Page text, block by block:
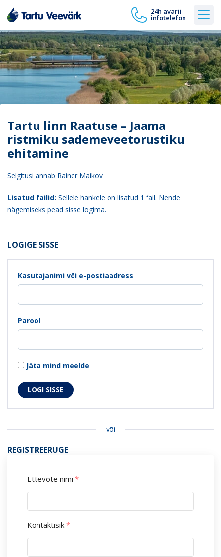
24h avarii
infotelefon
Tartu linn Raatuse – Jaama
ristmiku sademeveetorustiku
ehitamine
Selgitusi annab Rainer Maikov
Lisatud failid: Sellele hankele on lisatud 1 fail. Nende
nägemiseks pead sisse logima.
LOGIGE SISSE
Kasutajanimi või e-postiaadress
Parool
Jäta mind meelde
või
REGISTREERUGE
Ettevõte nimi *
Kontaktisik *